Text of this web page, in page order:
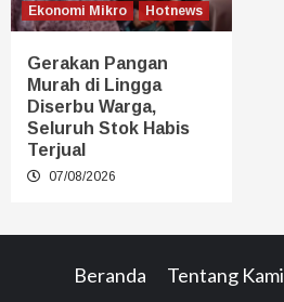
Ekonomi Mikro
Hotnews
Gerakan Pangan
Murah di Lingga
Diserbu Warga,
Seluruh Stok Habis
Terjual
07/08/2026
Beranda Tentang Kami